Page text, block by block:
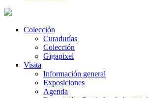
Colección
Curadurías
Colección
Gigapixel
Visita
Información general
Exposiciones
Agenda